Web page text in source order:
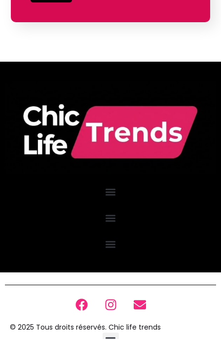
© 2025 Tous droits réservés. Chic life trends